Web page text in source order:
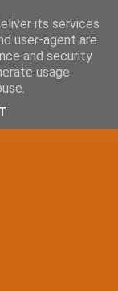
its services
user-agent are
and security
usage